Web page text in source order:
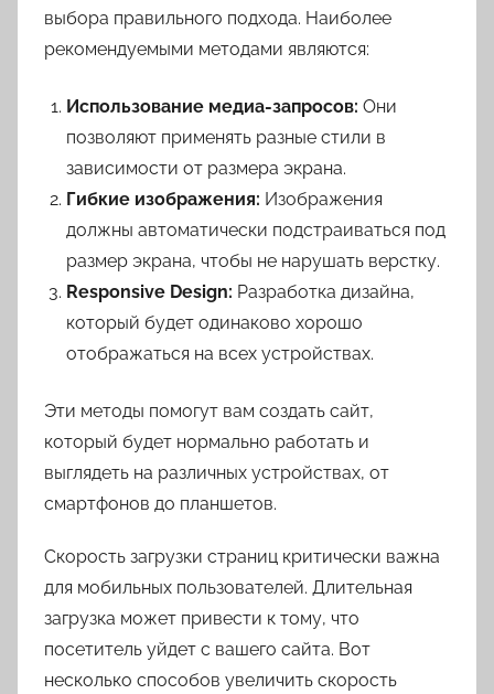
выбора правильного подхода. Наиболее
рекомендуемыми методами являются:
Использование медиа-запросов: Они
позволяют применять разные стили в
зависимости от размера экрана.
Гибкие изображения: Изображения
должны автоматически подстраиваться под
размер экрана, чтобы не нарушать верстку.
Responsive Design: Разработка дизайна,
который будет одинаково хорошо
отображаться на всех устройствах.
Эти методы помогут вам создать сайт,
который будет нормально работать и
выглядеть на различных устройствах, от
смартфонов до планшетов.
Скорость загрузки страниц критически важна
для мобильных пользователей. Длительная
загрузка может привести к тому, что
посетитель уйдет с вашего сайта. Вот
несколько способов увеличить скорость